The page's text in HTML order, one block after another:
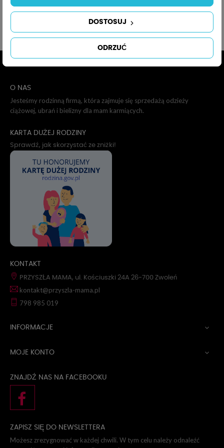
O NAS
Jesteśmy rodzinną firmą, która zajmuje się sprzedażą odzieży
ciążowej, ubrań i bielizny dla mam karmiących.
KARTA DUŻEJ RODZINY
Sprawdź, jak skorzystać ze zniżki!
KONTAKT
PRZYSZŁA MAMA, ul. Kościuszki 24A 26-700 Zwoleń
kontakt@przyszla-mama.pl
798 985 019
INFORMACJE 
MOJE KONTO 
ZNAJDŹ NAS NA FACEBOOKU
ZAPISZ SIĘ DO NEWSLETTERA
Możesz zrezygnować w każdej chwili. W tym celu należy odnaleźć
ODRZUĆ
DOSTOSUJ